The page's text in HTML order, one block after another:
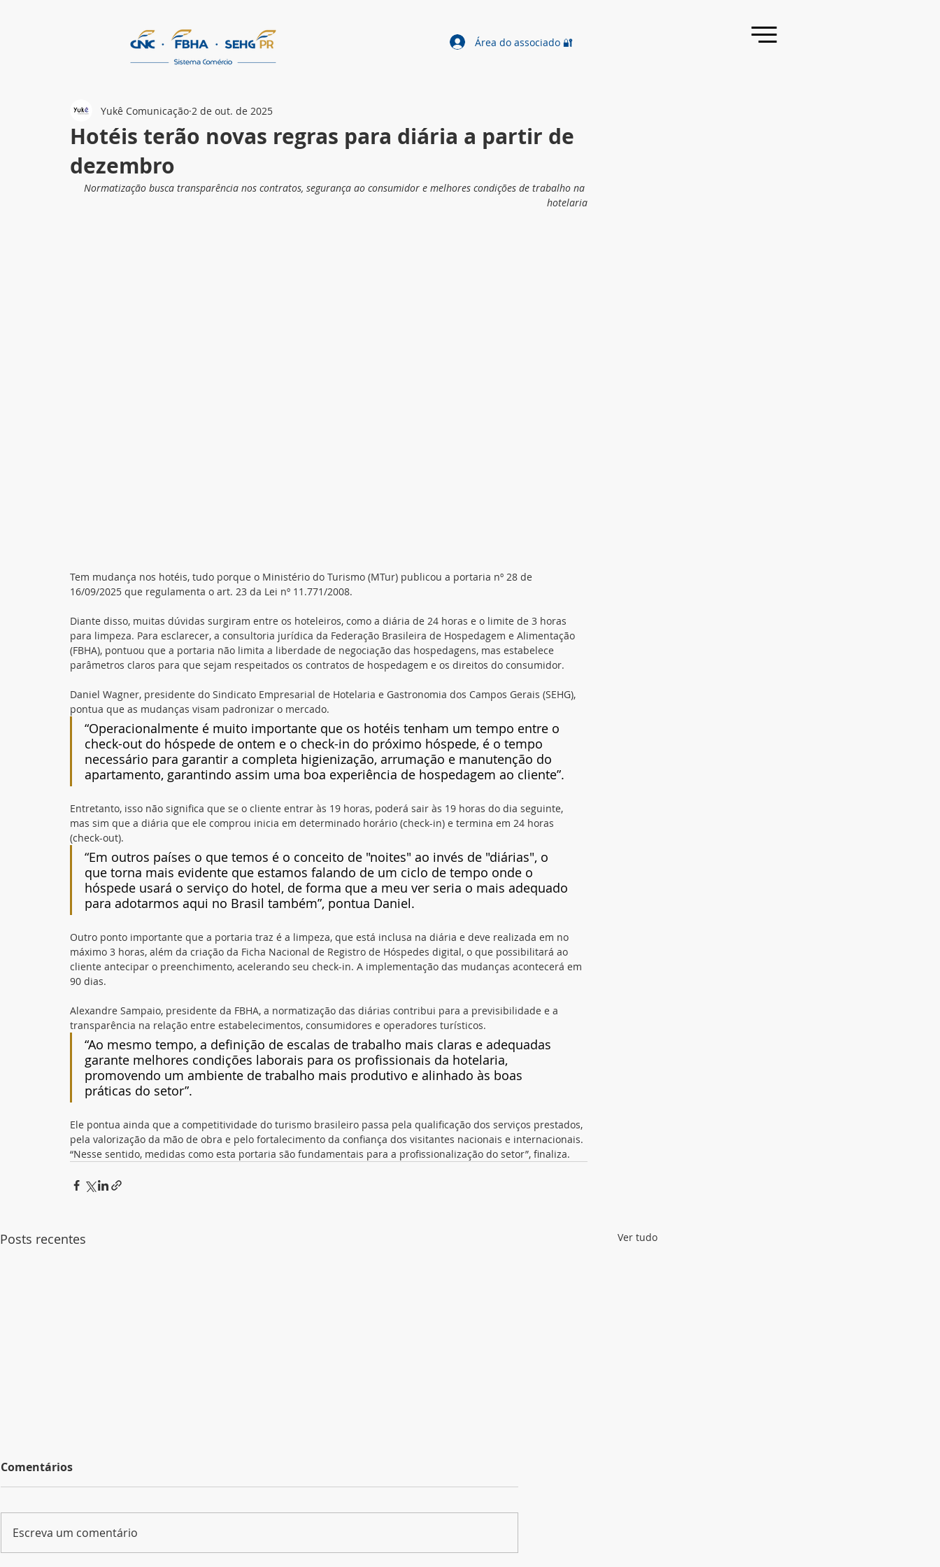
Área do associado 🔐
Hotéis terão novas regras para diária a partir de
dezembro
Yukê Comunicação 2 de out. de 2025
Normatização busca transparência nos contratos, segurança ao consumidor e melhores condições de trabalho na
hotelaria
Tem mudança nos hotéis, tudo porque o Ministério do Turismo (MTur) publicou a portaria nº 28 de
16/09/2025 que regulamenta o art. 23 da Lei nº 11.771/2008.
Diante disso, muitas dúvidas surgiram entre os hoteleiros, como a diária de 24 horas e o limite de 3 horas
para limpeza. Para esclarecer, a consultoria jurídica da Federação Brasileira de Hospedagem e Alimentação
(FBHA), pontuou que a portaria não limita a liberdade de negociação das hospedagens, mas estabelece
parâmetros claros para que sejam respeitados os contratos de hospedagem e os direitos do consumidor.
Daniel Wagner, presidente do Sindicato Empresarial de Hotelaria e Gastronomia dos Campos Gerais (SEHG),
pontua que as mudanças visam padronizar o mercado.
“Operacionalmente é muito importante que os hotéis tenham um tempo entre o
check-out do hóspede de ontem e o check-in do próximo hóspede, é o tempo
necessário para garantir a completa higienização, arrumação e manutenção do
apartamento, garantindo assim uma boa experiência de hospedagem ao cliente”.
Entretanto, isso não significa que se o cliente entrar às 19 horas, poderá sair às 19 horas do dia seguinte,
mas sim que a diária que ele comprou inicia em determinado horário (check-in) e termina em 24 horas
(check-out).
“Em outros países o que temos é o conceito de "noites" ao invés de "diárias", o
que torna mais evidente que estamos falando de um ciclo de tempo onde o
hóspede usará o serviço do hotel, de forma que a meu ver seria o mais adequado
para adotarmos aqui no Brasil também”, pontua Daniel.
Outro ponto importante que a portaria traz é a limpeza, que está inclusa na diária e deve realizada em no
máximo 3 horas, além da criação da Ficha Nacional de Registro de Hóspedes digital, o que possibilitará ao
cliente antecipar o preenchimento, acelerando seu check-in. A implementação das mudanças acontecerá em
90 dias.
Alexandre Sampaio, presidente da FBHA, a normatização das diárias contribui para a previsibilidade e a
transparência na relação entre estabelecimentos, consumidores e operadores turísticos.
“Ao mesmo tempo, a definição de escalas de trabalho mais claras e adequadas
garante melhores condições laborais para os profissionais da hotelaria,
promovendo um ambiente de trabalho mais produtivo e alinhado às boas
práticas do setor”.
Ele pontua ainda que a competitividade do turismo brasileiro passa pela qualificação dos serviços prestados,
pela valorização da mão de obra e pelo fortalecimento da confiança dos visitantes nacionais e internacionais.
“Nesse sentido, medidas como esta portaria são fundamentais para a profissionalização do setor”, finaliza.
Posts recentes Ver tudo
Comentários
Escreva um comentário